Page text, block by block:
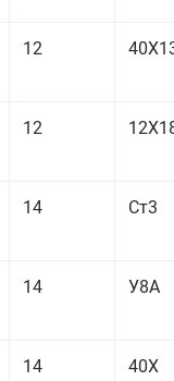
12
12
14 Ст3
14 У8А
14 40Х